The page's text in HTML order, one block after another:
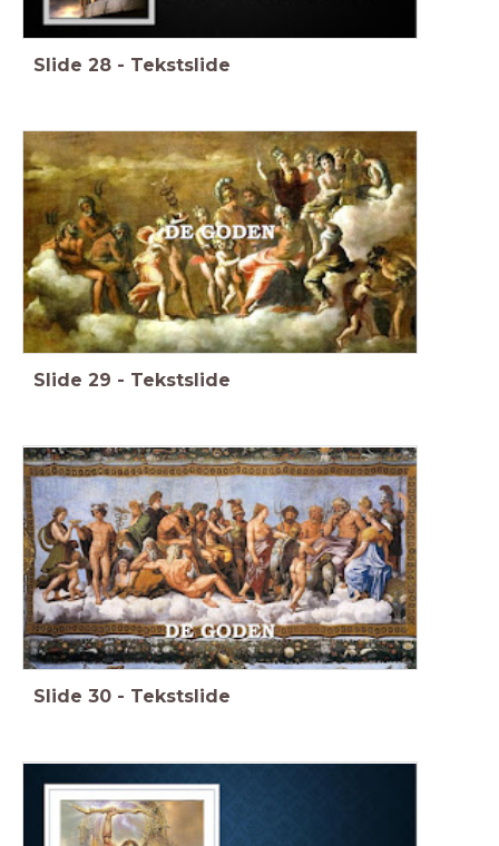
Slide 28 - Tekstslide
Slide 29 - Tekstslide
Slide 30 - Tekstslide